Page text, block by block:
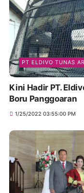
PT ELDIVO TUNAS
Kini Hadir PT.
Boru Panggoaran
1/25/2022 03:55:00 PM